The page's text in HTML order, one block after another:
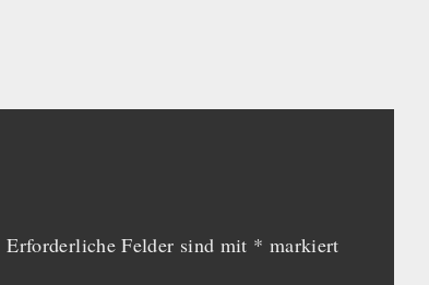
Erforderliche Felder sind mit * markiert